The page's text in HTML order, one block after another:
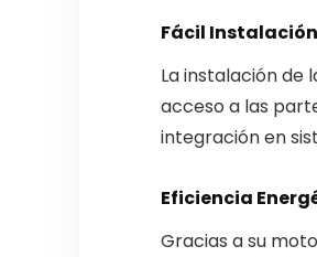
Fácil
La instalación de
acceso a las
integración en
Eficiencia
Gracias a su